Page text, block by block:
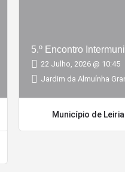
5.º Encontro
22 Julho, 2026 @ 10:45
Jardim da Almuínha
Município de Leiria